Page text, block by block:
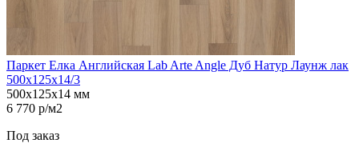
Паркет Елка Английская Lab Arte Angle Дуб Натур Лаунж лак
500х125х14/3
500х125х14 мм
6 770 р/м2
Под заказ